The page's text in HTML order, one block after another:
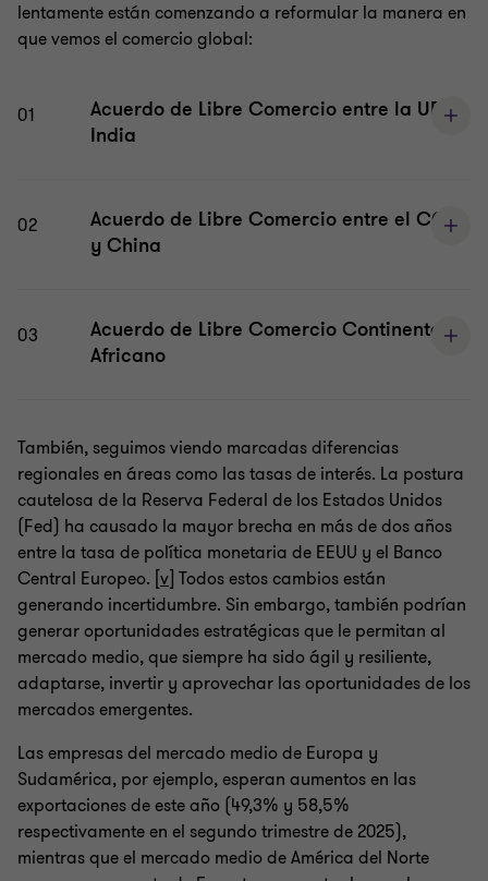
lentamente están comenzando a reformular la manera en
que vemos el comercio global:
01
Acuerdo de Libre Comercio entre la UE e
India
02
Acuerdo de Libre Comercio entre el CCG
y China
03
Acuerdo de Libre Comercio Continental
Africano
También, seguimos viendo marcadas diferencias
regionales en áreas como las tasas de interés. La postura
cautelosa de la Reserva Federal de los Estados Unidos
(Fed) ha causado la mayor brecha en más de dos años
entre la tasa de política monetaria de EEUU y el Banco
Central Europeo. [v] Todos estos cambios están
generando incertidumbre. Sin embargo, también podrían
generar oportunidades estratégicas que le permitan al
mercado medio, que siempre ha sido ágil y resiliente,
adaptarse, invertir y aprovechar las oportunidades de los
mercados emergentes.
Las empresas del mercado medio de Europa y
Sudamérica, por ejemplo, esperan aumentos en las
exportaciones de este año (49,3% y 58,5%
respectivamente en el segundo trimestre de 2025),
mientras que el mercado medio de América del Norte